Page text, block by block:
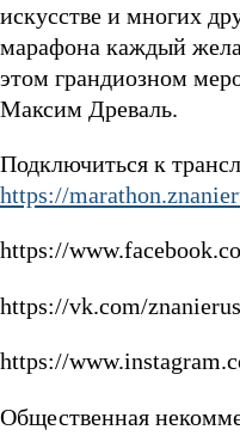
искусстве и многих
марафона каждый
этом грандиозном
Максим Древаль.
Подключиться к
https://
https://
https://vk.com/
https://
Общественная